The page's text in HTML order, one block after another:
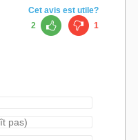
Cet avis est utile?
2
1